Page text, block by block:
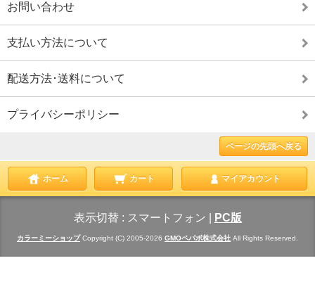
お問い合わせ
支払い方法について
配送方法･送料について
プライバシーポリシー
ページの先頭へ戻る
ホーム カート マイアカウント
表示切替 : スマートフォン PC版
カラーミーショップCopyright (C) 2005-2026 GMOペパボ株式会社 All Rights Reserved.